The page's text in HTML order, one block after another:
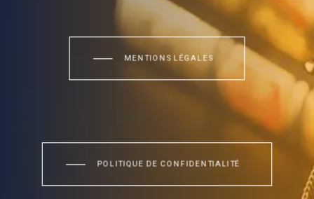
MENTIONS LÉGALES
POLITIQUE DE CONFIDENTIALITÉ